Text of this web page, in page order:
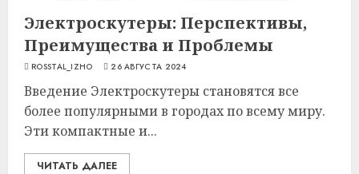
Электроскутеры: Перспективы,
Преимущества и Проблемы
ROSSTAL_IZHO 26 АВГУСТА 2024
Введение Электроскутеры становятся все
более популярными в городах по всему миру.
Эти компактные и...
ЧИТАТЬ ДАЛЕЕ